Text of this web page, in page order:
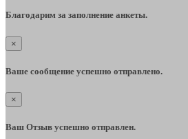
Благодарим за заполнение анкеты.
×
Ваше сообщение успешно отправлено.
×
Ваш Отзыв успешно отправлен.